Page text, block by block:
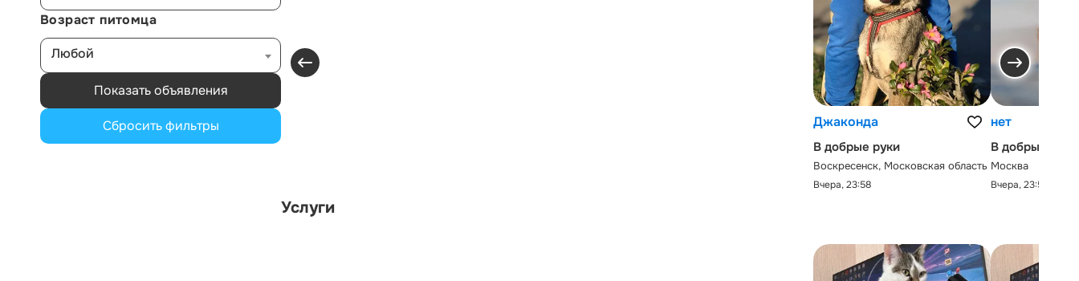
Возраст питомца
Любой
Показать объявления
Сбросить фильтры Джаконда
В добрые руки
Воскресенск, Московская область
Вчера, 23:58
нет
В добрые руки
Москва
Вчера, 23:58
Услуги